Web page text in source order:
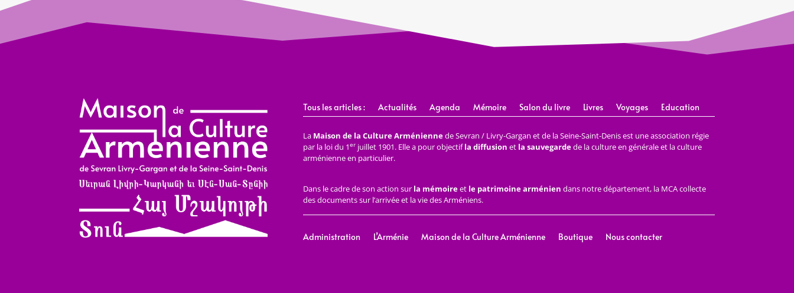
Tous les articles : Actualités Agenda Mémoire Salon du livre Livres Voyages Education
La Maison de la Culture Arméniennede Sevran / Livry-Gargan et de la Seine-Saint-Denis est une association régie
par la loi du 1erjuillet 1901. Elle a pour objectifla diffusion et la sauvegardede la culture en générale et la culture
arménienne en particulier.
Dans le cadre de son action sur la mémoireet le patrimoine arménien dans notre département, la MCA collecte
des documents sur l’arrivée et la vie des Arméniens.
Administration L’Arménie Maison de la Culture Arménienne Boutique Nous contacter